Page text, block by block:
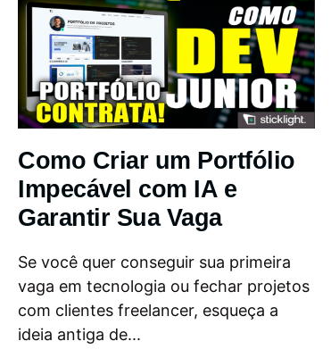
Como Criar um Portfólio
Impecável com IA e
Garantir Sua Vaga
Se você quer conseguir sua primeira
vaga em tecnologia ou fechar projetos
com clientes freelancer, esqueça a
ideia antiga de...